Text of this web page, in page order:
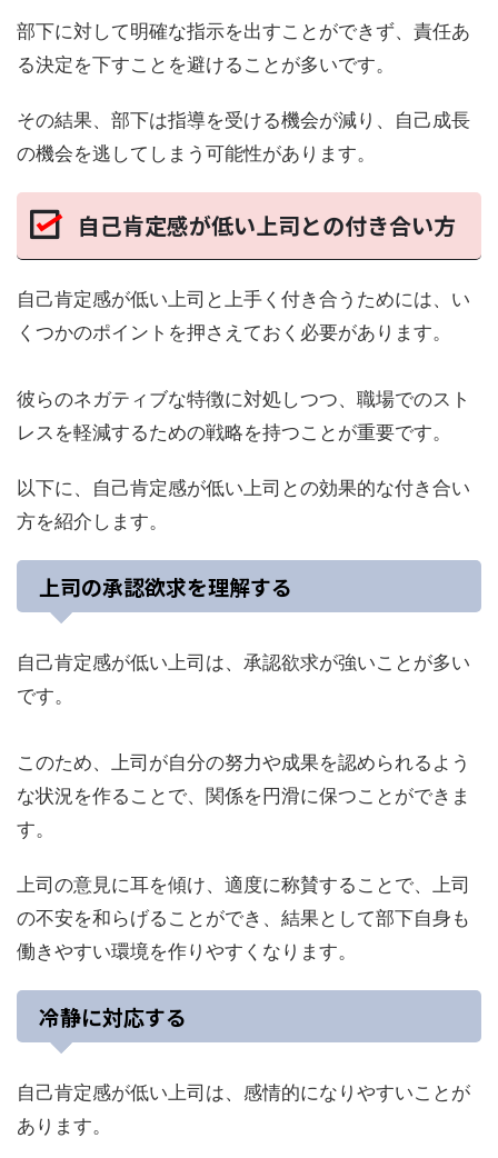
部下に対して明確な指示を出すことができず、責任あ
る決定を下すことを避けることが多いです。
その結果、部下は指導を受ける機会が減り、自己成長
の機会を逃してしまう可能性があります。
自己肯定感が低い上司との付き合い方
自己肯定感が低い上司と上手く付き合うためには、い
くつかのポイントを押さえておく必要があります。
彼らのネガティブな特徴に対処しつつ、職場でのスト
レスを軽減するための戦略を持つことが重要です。
以下に、自己肯定感が低い上司との効果的な付き合い
方を紹介します。
上司の承認欲求を理解する
自己肯定感が低い上司は、承認欲求が強いことが多い
です。
このため、上司が自分の努力や成果を認められるよう
な状況を作ることで、関係を円滑に保つことができま
す。
上司の意見に耳を傾け、適度に称賛することで、上司
の不安を和らげることができ、結果として部下自身も
働きやすい環境を作りやすくなります。
冷静に対応する
自己肯定感が低い上司は、感情的になりやすいことが
あります。